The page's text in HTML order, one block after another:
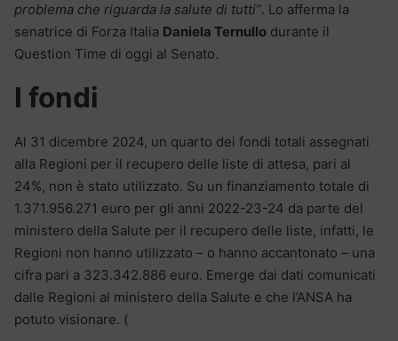
problema che riguarda la salute di tutti”. Lo afferma la
senatrice di Forza Italia Daniela Ternullo durante il
Question Time di oggi al Senato.
I fondi
Al 31 dicembre 2024, un quarto dei fondi totali assegnati
alla Regioni per il recupero delle liste di attesa, pari al
24%, non è stato utilizzato. Su un finanziamento totale di
1.371.956.271 euro per gli anni 2022-23-24 da parte del
ministero della Salute per il recupero delle liste, infatti, le
Regioni non hanno utilizzato – o hanno accantonato – una
cifra pari a 323.342.886 euro. Emerge dai dati comunicati
dalle Regioni al ministero della Salute e che l’ANSA ha
potuto visionare. (